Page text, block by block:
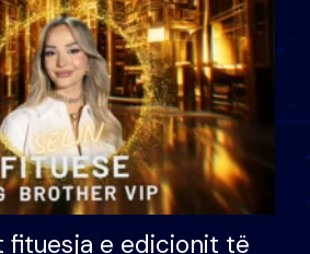
fituesja e edicionit të